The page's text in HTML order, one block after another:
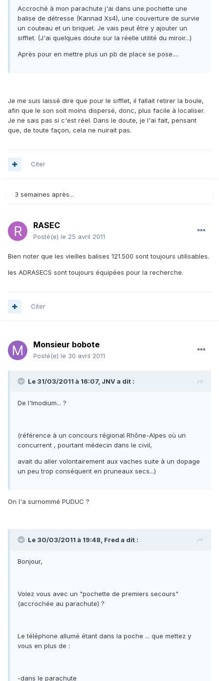
Accroché à mon parachute j'ai dans une pochette une
balise de détresse (Kannad Xs4), une couverture de survie
un couteau et un briquet. Je vais peut être y ajouter un
sifflet. (J'ai quelques doute sur la réelle utilité du miroir...)
Après pour en mettre plus un pb de place se pose....
Je me suis laissé dire que pour le sifflet, il fallait retirer la boule,
afin que le son soit moins dispersé, donc, plus facile à localiser.
Je ne sais pas si c'est réel. Dans le doute, je l'ai fait, pensant
que, de toute façon, cela ne nuirait pas.
Citer
3 semaines après...
RASEC
Posté(e) le 25 avril 2011
Bien noter que les vieilles balises 121.500 sont toujours utilisables.
les ADRASECS sont toujours équipées pour la recherche.
Citer
Monsieur bobote
Posté(e) le 30 avril 2011
Le 31/03/2011 à 16:07, JNV a dit :
De l'Imodium... ?
(référence à un concours régional Rhône-Alpes où un
concurrent , pourtant médecin dans le civil,
avait du aller volontairement aux vaches suite à un dopage
un peu trop conséquent en pruneaux secs...)
On l'a surnommé PUDUC ?
Le 30/03/2011 à 19:48, Fred a dit :
Bonjour,
Volez vous avec un "pochette de premiers secours"
(accrochée au parachute) ?
Le téléphone allumé étant dans la poche ... que mettez y
vous en plus de :
-dans le parachute